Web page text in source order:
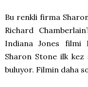
Bu renkli firma
Richard
Indiana Jones filmi
Sharon Stone ilk kez
buluyor. Filmin daha